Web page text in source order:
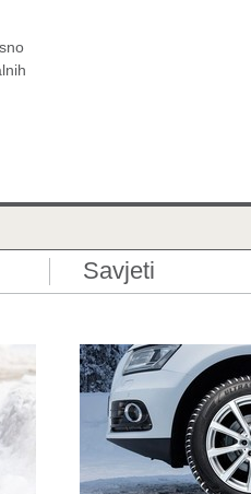
Savjeti